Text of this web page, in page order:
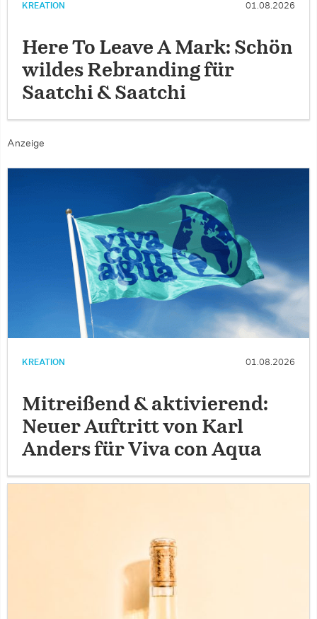
KREATION 01.08.2026
Here To Leave A Mark: Schön
wildes Rebranding für
Saatchi & Saatchi
Anzeige
KREATION 01.08.2026
Mitreißend & aktivierend:
Neuer Auftritt von Karl
Anders für Viva con Aqua